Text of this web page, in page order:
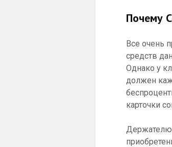
Почему
Все очень
средств
Однако у
должен
карточки
Держателю